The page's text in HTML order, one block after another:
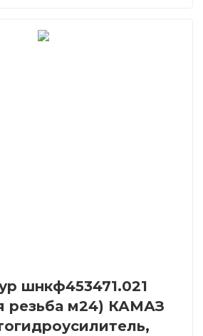
шнкф453471.021
резьба м24) КАМАЗ